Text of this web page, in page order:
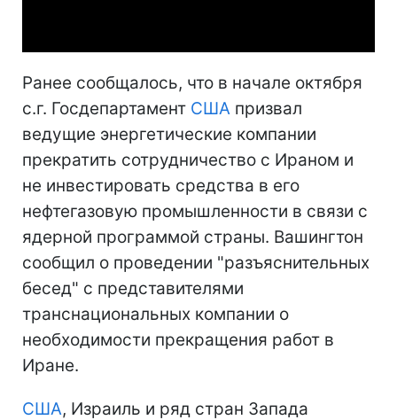
Ранее сообщалось, что в начале октября
с.г. Госдепартамент США призвал
ведущие энергетические компании
прекратить сотрудничество с Ираном и
не инвестировать средства в его
нефтегазовую промышленности в связи с
ядерной программой страны. Вашингтон
сообщил о проведении "разъяснительных
бесед" с представителями
транснациональных компании о
необходимости прекращения работ в
Иране.
США, Израиль и ряд стран Запада